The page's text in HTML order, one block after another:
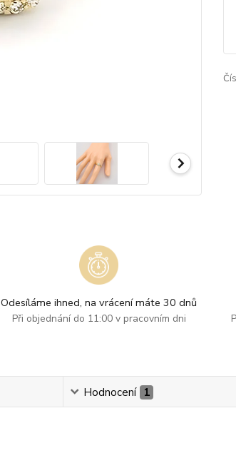
Odesíláme ihned, na vrácení máte 30 dnů
Při objednání do 11:00 v pracovním dni
Hodnocení 1